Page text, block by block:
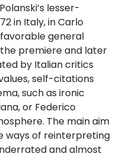
lesser-
in Italy, in Carlo
favorable general
premiere and later
by Italian critics
self-citations
such as ironic
or Federico
The main aim
ways of reinterpreting
and almost